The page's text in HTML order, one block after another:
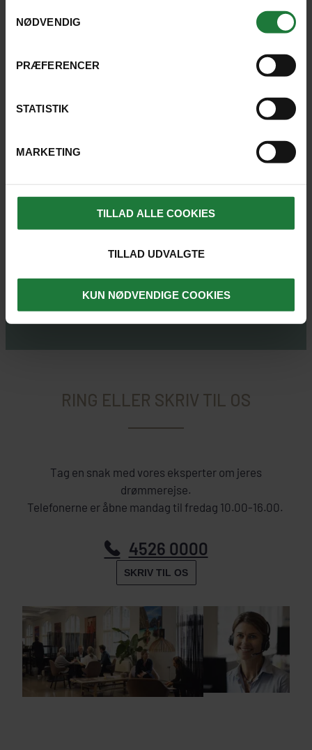
NØDVENDIG
PRÆFERENCER
STATISTIK
MARKETING
TILLAD ALLE COOKIES
TILLAD UDVALGTE
KUN NØDVENDIGE COOKIES
REJSER, HVOR UDFLUGTEN ER
MULIG
RING ELLER SKRIV TIL OS
Tag en snak med vores eksperter om jeres
drømmerejse.
Telefonerne er åbne mandag til fredag 10.00-16.00.
4526 0000
SKRIV TIL OS